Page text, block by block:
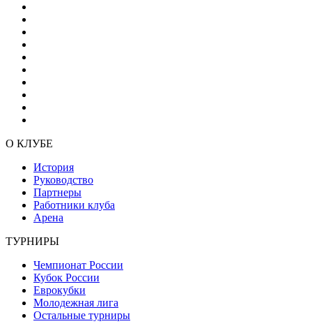
О КЛУБЕ
История
Руководство
Партнеры
Работники клуба
Арена
ТУРНИРЫ
Чемпионат России
Кубок России
Еврокубки
Молодежная лига
Остальные турниры